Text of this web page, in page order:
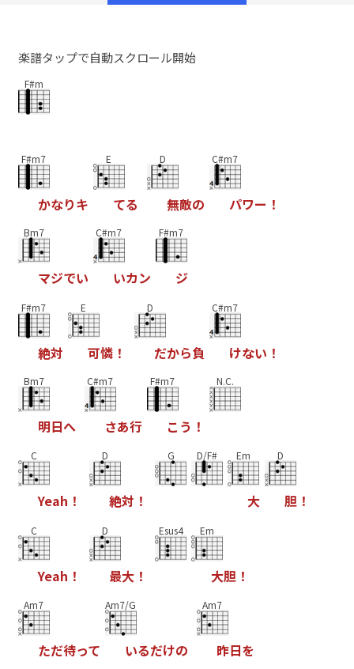
楽譜タップで自動スクロール開始
F#m
F#m7
かなりキ
E
てる
D
無敵の
C#m7
パワー ！
Bm7
マジでい
C#m7
いカン
F#m7
ジ
F#m7
絶対
E
可憐！
D
だから負
C#m7
けない ！
Bm7
明日へ
C#m7
さあ行
F#m7
こ う ！
N.C.
C
Yeah ！
D
絶対 ！
G D/F# Em
大
D
胆 ！
C
Yeah ！
D
最大！
Esus4 Em
大胆 ！
Am7
ただ待って
Am7/G
いるだけの
Am7
昨日を